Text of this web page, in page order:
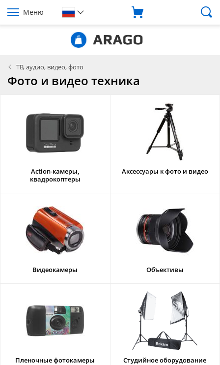
Меню
ТВ, аудио, видео, фото
Фото и видео техника
Action-камеры,
квадрокоптеры
Аксессуары к фото и видео
Видеокамеры Объективы
Пленочные фотокамеры Студийное оборудование